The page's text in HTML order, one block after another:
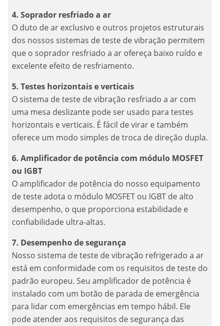
4. Soprador resfriado a ar
O duto de ar exclusivo e outros projetos estruturais
dos nossos sistemas de teste de vibração permitem
que o soprador resfriado a ar ofereça baixo ruído e
excelente efeito de resfriamento.
5. Testes horizontais e verticais
O sistema de teste de vibração resfriado a ar com
uma mesa deslizante pode ser usado para testes
horizontais e verticais. É fácil de virar e também
oferece um modo simples de troca de direção dupla.
6. Amplificador de potência com módulo MOSFET
ou IGBT
O amplificador de potência do nosso equipamento
de teste adota o módulo MOSFET ou IGBT de alto
desempenho, o que proporciona estabilidade e
confiabilidade ultra-altas.
7. Desempenho de segurança
Nosso sistema de teste de vibração refrigerado a ar
está em conformidade com os requisitos de teste do
padrão europeu. Seu amplificador de potência é
instalado com um botão de parada de emergência
para lidar com emergências em tempo hábil. Ele
pode atender aos requisitos de segurança das